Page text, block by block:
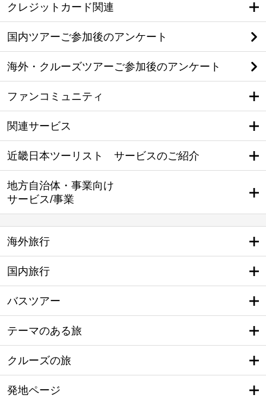
クレジットカード関連
国内ツアーご参加後のアンケート
海外・クルーズツアーご参加後のアンケート
ファンコミュニティ
関連サービス
近畿日本ツーリスト サービスのご紹介
地方自治体・事業向け
サービス/事業
海外旅行
国内旅行
バスツアー
テーマのある旅
クルーズの旅
発地ページ